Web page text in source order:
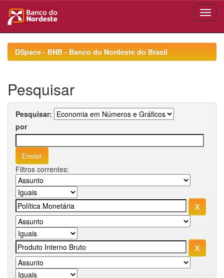
navigationDSpace - BNB - Banco do Nordeste do Brasil
Pesquisar
Pesquisar:
por
Filtros correntes: